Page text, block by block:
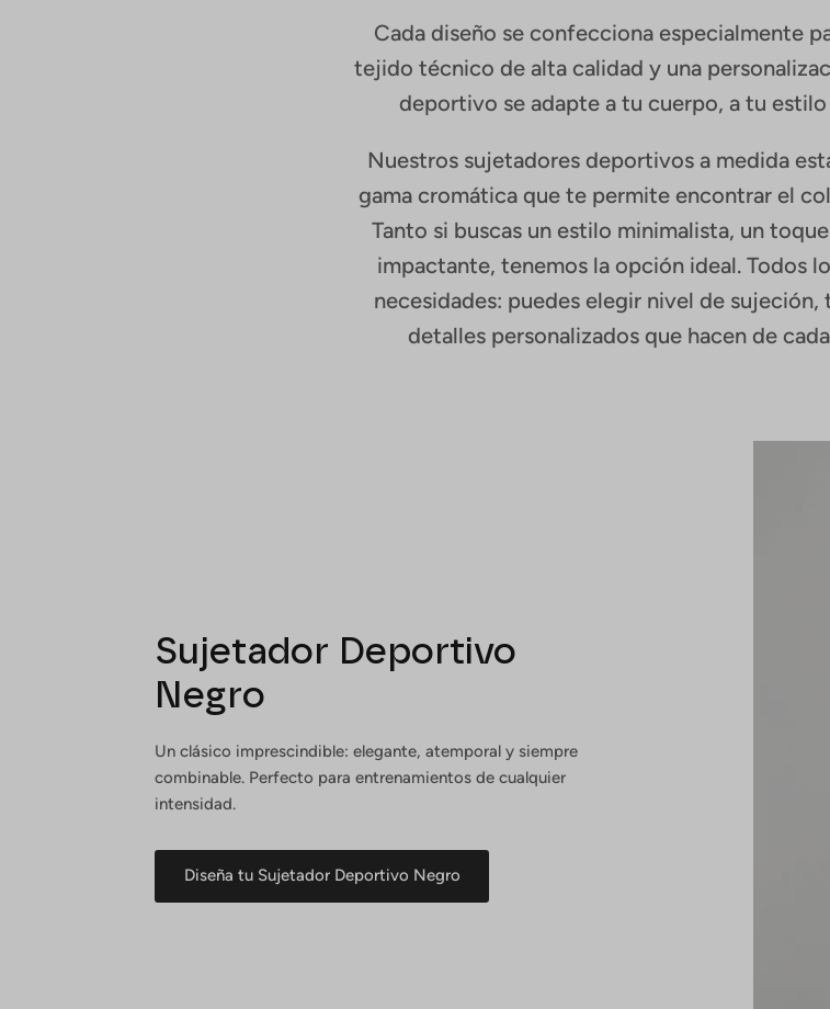
Cada diseño se confecciona especialmente
tejido técnico de alta calidad y una
deportivo se adapte a tu cuerpo, a tu
Nuestros sujetadores deportivos a medida
gama cromática que te permite encontrar el
Tanto si buscas un estilo minimalista, un
impactante, tenemos la opción ideal. Todos
necesidades: puedes elegir nivel de
detalles personalizados que hacen de
Sujetador Deportivo
Negro
Un clásico imprescindible: elegante, atemporal y siempre
combinable. Perfecto para entrenamientos de cualquier
intensidad.
Diseña tu Sujetador Deportivo Negro